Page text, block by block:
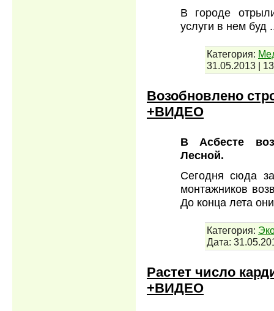
В городе
услуги в нем буд
Категория:
31.05.2013 |
Возобновлено
+ВИДЕО
В Асбесте
Лесной.
Сегодня сюда
монтажников
До конца лета
Категория:
Дата:
Растет число
+ВИДЕО